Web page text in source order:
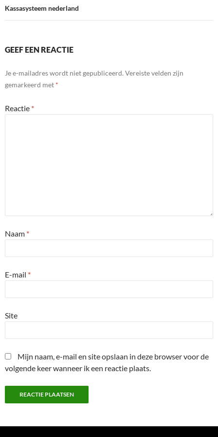
Kassasysteem nederland
GEEF EEN REACTIE
Je e-mailadres wordt niet gepubliceerd. Vereiste velden zijn
gemarkeerd met *
Reactie *
Naam *
E-mail *
Site
Mijn naam, e-mail en site opslaan in deze browser voor de
volgende keer wanneer ik een reactie plaats.